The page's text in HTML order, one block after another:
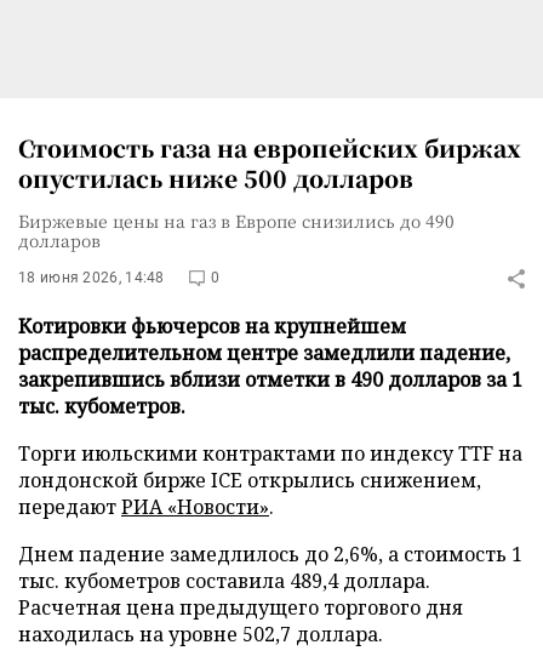
Стоимость газа на европейских биржах
опустилась ниже 500 долларов
Биржевые цены на газ в Европе снизились до 490
долларов
18 июня 2026, 14:48 0
Котировки фьючерсов на крупнейшем
распределительном центре замедлили падение,
закрепившись вблизи отметки в 490 долларов за 1
тыс. кубометров.
Торги июльскими контрактами по индексу TTF на
лондонской бирже ICE открылись снижением,
передаютРИА «Новости».
Днем падение замедлилось до 2,6%, а стоимость 1
тыс. кубометров составила 489,4 доллара.
Расчетная цена предыдущего торгового дня
находилась на уровне 502,7 доллара.